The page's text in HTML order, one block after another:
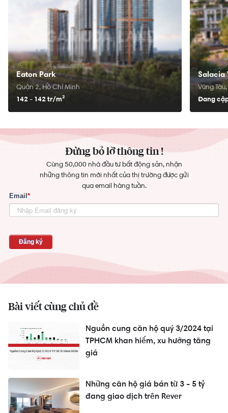
Bài viết cùng chủ đề
Nguồn cung căn hộ quý 3/2024 tại
TPHCM khan hiếm, xu hướng tăng
giá
Những căn hộ giá bán từ 3 - 5 tỷ
đang giao dịch trên Rever
Eaton Park
Quận 2, Hồ Chí Minh
142 - 142 tr/m²
Salacia
Vũng
Đang
Đừng bỏ lỡ thông tin !
Cùng 50,000 nhà đầu tư bất động sản, nhận
những thông tin mới nhất của thị trường được gửi
qua email hàng tuần.